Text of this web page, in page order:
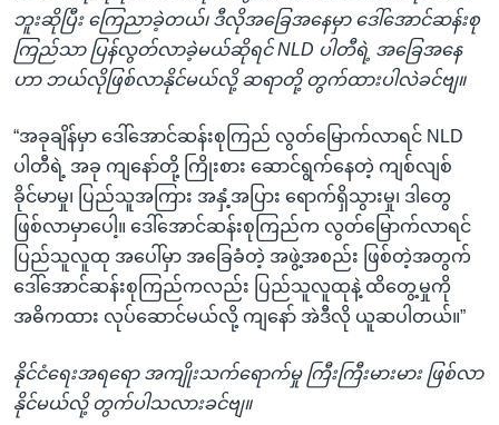
ဘူးဆိုပြီး ကြေညာခဲ့တယ်၊ ဒီလိုအခြေအနေမှာ ဒေါ်အောင်ဆန်းစု
ကြည်သာ ပြန်လွတ်လာခဲ့မယ်ဆိုရင် NLD ပါတီရဲ့ အခြေအနေ
ဟာ ဘယ်လိုဖြစ်လာနိုင်မယ်လို့ ဆရာတို့ တွက်ထားပါလဲခင်ဗျ။
“အခုချိန်မှာ ဒေါ်အောင်ဆန်းစုကြည် လွတ်မြောက်လာရင် NLD
ပါတီရဲ့ အခု ကျနော်တို့ ကြိုးစား ဆောင်ရွက်နေတဲ့ ကျစ်လျစ်
ခိုင်မာမှု၊ ပြည်သူအကြား အနှံ့အပြား ရောက်ရှိသွားမှု၊ ဒါတွေ
ဖြစ်လာမှာပေါ့။ ဒေါ်အောင်ဆန်းစုကြည်က လွတ်မြောက်လာရင်
ပြည်သူလူထု အပေါ်မှာ အခြေခံတဲ့ အဖွဲ့အစည်း ဖြစ်တဲ့အတွက်
ဒေါ်အောင်ဆန်းစုကြည်ကလည်း ပြည်သူလူထုနဲ့ ထိတွေ့မှုကို
အဓိကထား လုပ်ဆောင်မယ်လို့ ကျနော် အဲဒီလို ယူဆပါတယ်။”
နိုင်ငံရေးအရရော အကျိုးသက်ရောက်မှု ကြီးကြီးမားမား ဖြစ်လာ
နိုင်မယ်လို့ တွက်ပါသလားခင်ဗျ။